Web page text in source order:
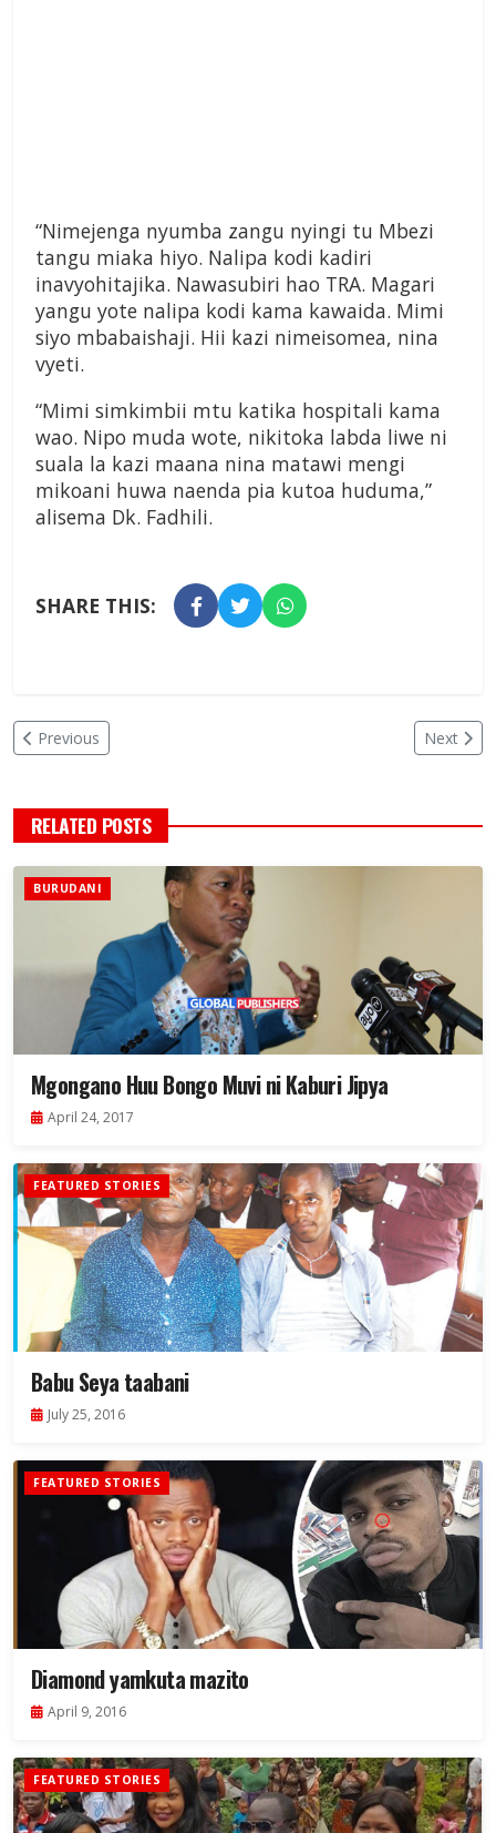
“Nimejenga nyumba zangu nyingi tu Mbezi
tangu miaka hiyo. Nalipa kodi kadiri
inavyohitajika. Nawasubiri hao TRA. Magari
yangu yote nalipa kodi kama kawaida. Mimi
siyo mbabaishaji. Hii kazi nimeisomea, nina
vyeti.
“Mimi simkimbii mtu katika hospitali kama
wao. Nipo muda wote, nikitoka labda liwe ni
suala la kazi maana nina matawi mengi
mikoani huwa naenda pia kutoa huduma,”
alisema Dk. Fadhili.
SHARE THIS:
Previous Next
RELATED POSTS
BURUDANI
Mgongano Huu Bongo Muvi ni Kaburi Jipya
April 24, 2017
FEATURED STORIES
Babu Seya taabani
July 25, 2016
FEATURED STORIES
Diamond yamkuta mazito
April 9, 2016
FEATURED STORIES